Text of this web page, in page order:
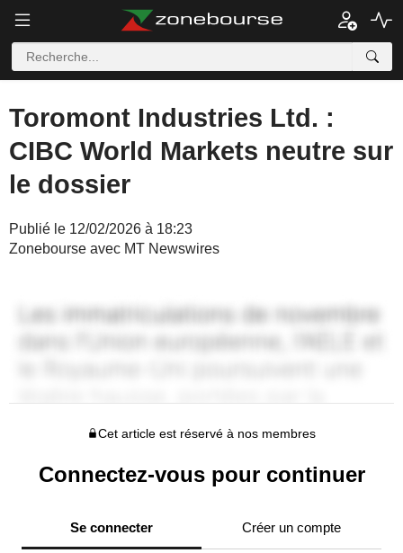
Toromont Industries Ltd. :
CIBC World Markets neutre sur
le dossier
Publié le 12/02/2026 à 18:23
Zonebourse avec MT Newswires
Cet article est réservé à nos membres
Connectez-vous pour continuer
Se connecter Créer un compte